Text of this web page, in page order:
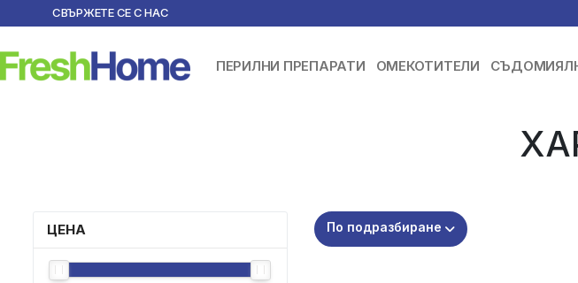
СВЪРЖЕТЕ СЕ С НАС
ПЕРИЛНИ ПРЕПАРАТИ ОМЕКОТИТЕЛИ
ЦЕНА По подразбиране